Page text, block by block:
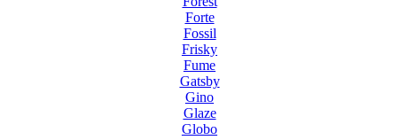
Forte
Fossil
Frisky
Fume
Gatsby
Gino
Glaze
Globo